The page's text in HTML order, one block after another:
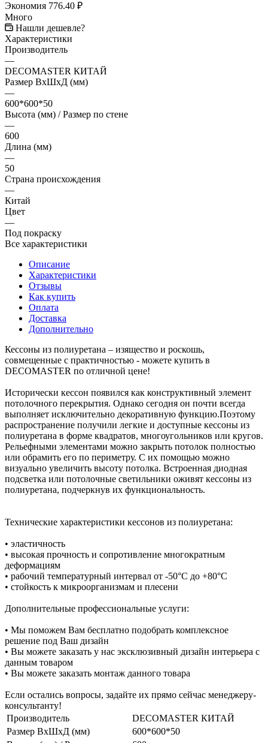
Экономия 776.40 ₽
Много
Нашли дешевле?
Характеристики
Производитель
—
DECOMASTER КИТАЙ
Размер ВхШхД (мм)
—
600*600*50
Высота (мм) / Размер по стене
—
600
Длина (мм)
—
50
Страна происхождения
—
Китай
Цвет
—
Под покраску
Все характеристики
Описание
Характеристики
Отзывы
Как купить
Оплата
Доставка
Дополнительно
Кессоны из полиуретана – изящество и роскошь,
совмещенные с практичностью - можете купить в
DECOMASTER по отличной цене!
Исторически кессон появился как конструктивный элемент
потолочного перекрытия. Однако сегодня он почти всегда
выполняет исключительно декоративную функцию.Поэтому
распространение получили легкие и доступные кессоны из
полиуретана в форме квадратов, многоугольников или кругов.
Рельефными элементами можно закрыть потолок полностью
или обрамить его по периметру. С их помощью можно
визуально увеличить высоту потолка. Встроенная диодная
подсветка или потолочные светильники оживят кессоны из
полиуретана, подчеркнув их функциональность.
Технические характеристики кессонов из полиуретана:
• эластичность
• высокая прочность и сопротивление многократным
деформациям
• рабочий температурный интервал от -50°С до +80°С
• стойкость к микроорганизмам и плесени
Дополнительные профессиональные услуги:
• Мы поможем Вам бесплатно подобрать комплексное
решение под Ваш дизайн
• Вы можете заказать у нас эксклюзивный дизайн интерьера с
данным товаром
• Вы можете заказать монтаж данного товара
Если остались вопросы, задайте их прямо сейчас менеджеру-
консультанту!
Производитель
DECOMASTER КИТАЙ
Размер ВхШхД (мм)
600*600*50